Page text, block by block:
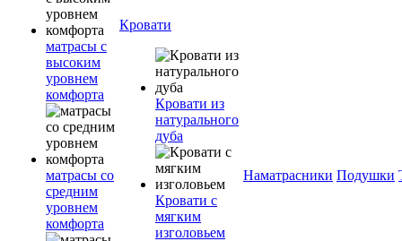
матрасы с
высоким
уровнем
комфорта
матрасы со
средним
уровнем
комфорта
Кровати
Кровати из
натурального
дуба
Кровати с
мягким
изголовьем
Наматрасники Подушки